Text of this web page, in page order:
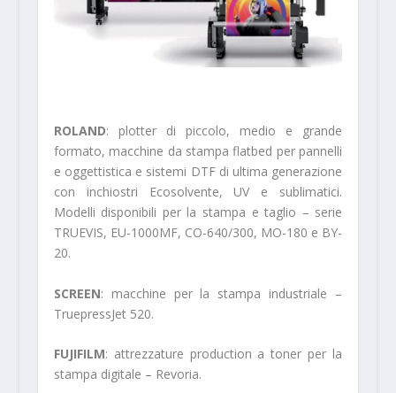
ROLAND: plotter di piccolo, medio e gran­de
formato, macchine da stampa flatbed per pannelli
e oggettistica e sistemi DTF di ulti­ma generazione
con inchiostri Ecosolven­te, UV e sublimatici.
Modelli disponibili per la stampa e taglio – serie
TRUEVIS, EU-1000MF, CO-640/300, MO-180 e BY-
20.
SCREEN: macchine per la stampa industriale –
TruepressJet 520.
FUJIFILM: attrezzature production a toner per la
stampa digitale – Revoria.